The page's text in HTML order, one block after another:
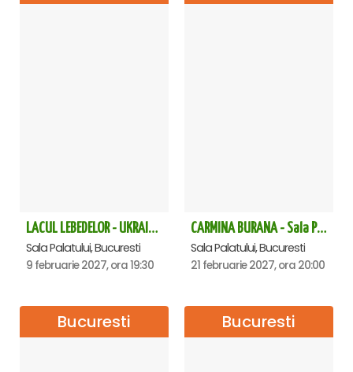
LACUL LEBEDELOR - UKRAINIAN CLASSICAL BALLET - Bucuresti
Sala Palatului, Bucuresti
9 februarie 2027, ora 19:30
CARMINA BURANA - Sala Palatului
Sala Palatului, Bucuresti
21 februarie 2027, ora 20:00
Bucuresti Bucuresti